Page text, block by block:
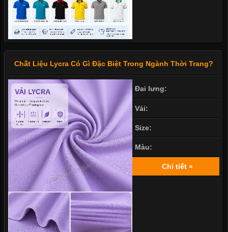
Chất Liệu Lycra Có Gì Đặc Biệt Trong Ngành Thời Trang?
Đai lưng:
Vải:
Size:
Màu:
Chi tiết »